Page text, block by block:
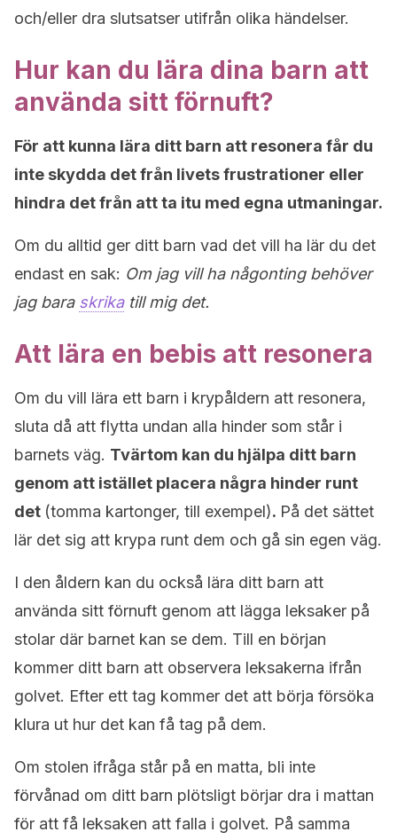
och/eller dra slutsatser utifrån olika händelser.
Hur kan du lära dina barn att
använda sitt förnuft?
För att kunna lära ditt barn att resonera får du
inte skydda det från livets frustrationer eller
hindra det från att ta itu med egna utmaningar.
Om du alltid ger ditt barn vad det vill ha lär du det
endast en sak: Om jag vill ha någonting behöver
jag bara skrikatill mig det.
Att lära en bebis att resonera
Om du vill lära ett barn i krypåldern att resonera,
sluta då att flytta undan alla hinder som står i
barnets väg. Tvärtom kan du hjälpa ditt barn
genom att istället placera några hinder runt
det (tomma kartonger, till exempel). På det sättet
lär det sig att krypa runt dem och gå sin egen väg.
I den åldern kan du också lära ditt barn att
använda sitt förnuft genom att lägga leksaker på
stolar där barnet kan se dem. Till en början
kommer ditt barn att observera leksakerna ifrån
golvet. Efter ett tag kommer det att börja försöka
klura ut hur det kan få tag på dem.
Om stolen ifråga står på en matta, bli inte
förvånad om ditt barn plötsligt börjar dra i mattan
för att få leksaken att falla i golvet. På samma